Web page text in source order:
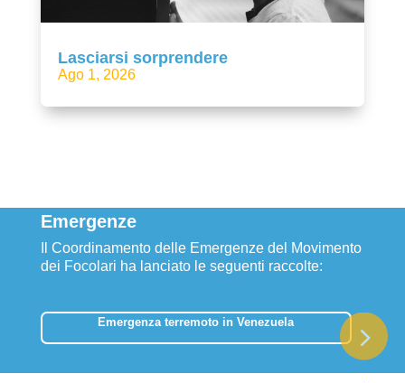
Lasciarsi sorprendere
Ago 1, 2026
Emergenze
Il Coordinamento delle Emergenze del Movimento
dei Focolari ha lanciato le seguenti raccolte:
Emergenza terremoto in Venezuela